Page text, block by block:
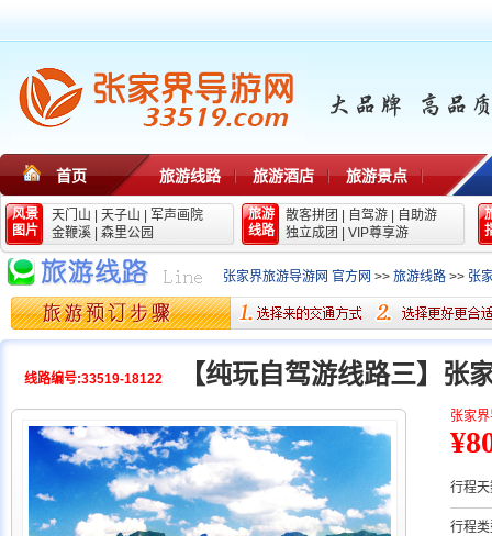
首页 旅游线路 旅游酒店 旅游景点
风景
图片
天门山 天子山
军声画院
金鞭溪
森里公园
旅游
线路
散客拼团 自驾游
自助游
独立成团
VIP尊享游
张家界旅游导游网 官方网 >> 旅游线路 >> 张
线路编号:33519-18122 【纯玩自驾游线路三】张
张家
行程
行程